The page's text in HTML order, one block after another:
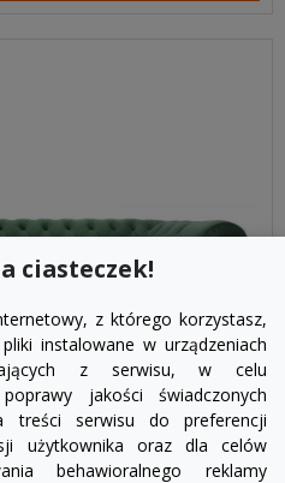
ciasteczek!
z którego korzystasz,
instalowane w urządzeniach
z serwisu, w celu
jakości świadczonych
treści serwisu do preferencji
użytkownika oraz dla celów
behawioralnego reklamy